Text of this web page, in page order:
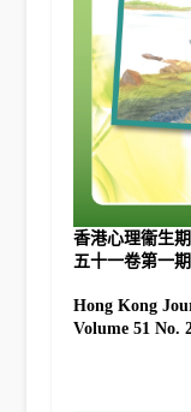
香港心理衞生期
Hong Kong
Volume 51 No.